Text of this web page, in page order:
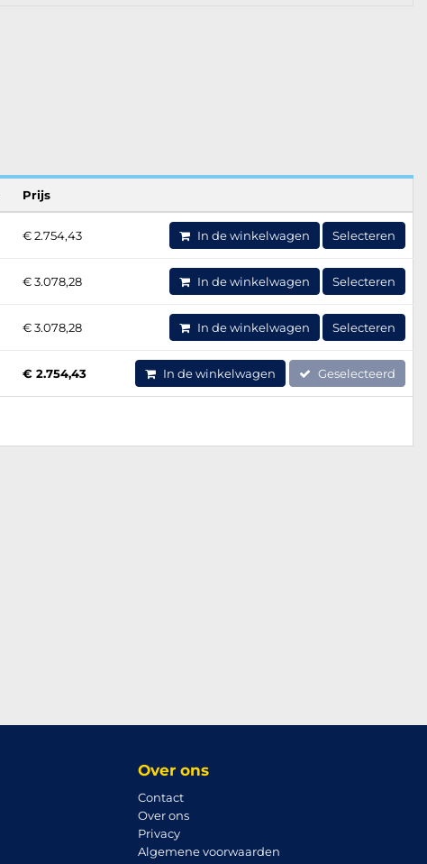
Prijs
€ 2.754,43 In de winkelwagen Selecteren
€ 3.078,28 In de winkelwagen Selecteren
€ 3.078,28 In de winkelwagen Selecteren
€ 2.754,43 In de winkelwagen Geselecteerd
Over ons
Contact
Over ons
Privacy
Algemene voorwaarden